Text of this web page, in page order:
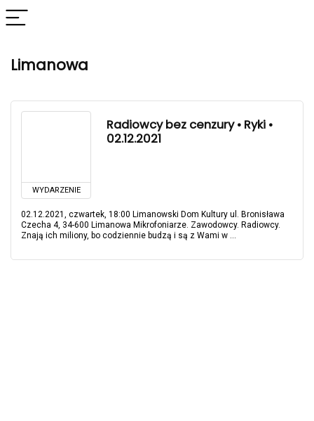
Limanowa
WYDARZENIE
Radiowcy bez cenzury • Ryki •
02.12.2021
02.12.2021, czwartek, 18:00 Limanowski Dom Kultury ul. Bronisława
Czecha 4, 34-600 Limanowa Mikrofoniarze. Zawodowcy. Radiowcy.
Znają ich miliony, bo codziennie budzą i są z Wami w ...